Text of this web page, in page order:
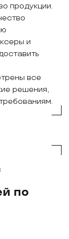
продукции.
и
все
решения,
по